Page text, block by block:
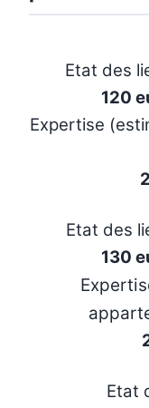
Etat des
120
Expertise
Etat des
130
Etat